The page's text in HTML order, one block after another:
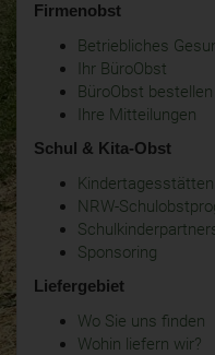
Firmenobst
Betriebliches
Ihr BüroObst
BüroObst bestellen
Ihre Mitteilungen
Schul & Kita-Obst
Kindertagesstätten
NRW-
Sponsoring
Liefergebiet
Wo Sie uns finden
Wohin liefern wir?